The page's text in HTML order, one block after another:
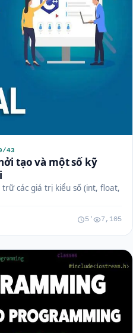
43
tạo và một số kỹ
các giá trị kiểu số (int, float,
5' 7,105